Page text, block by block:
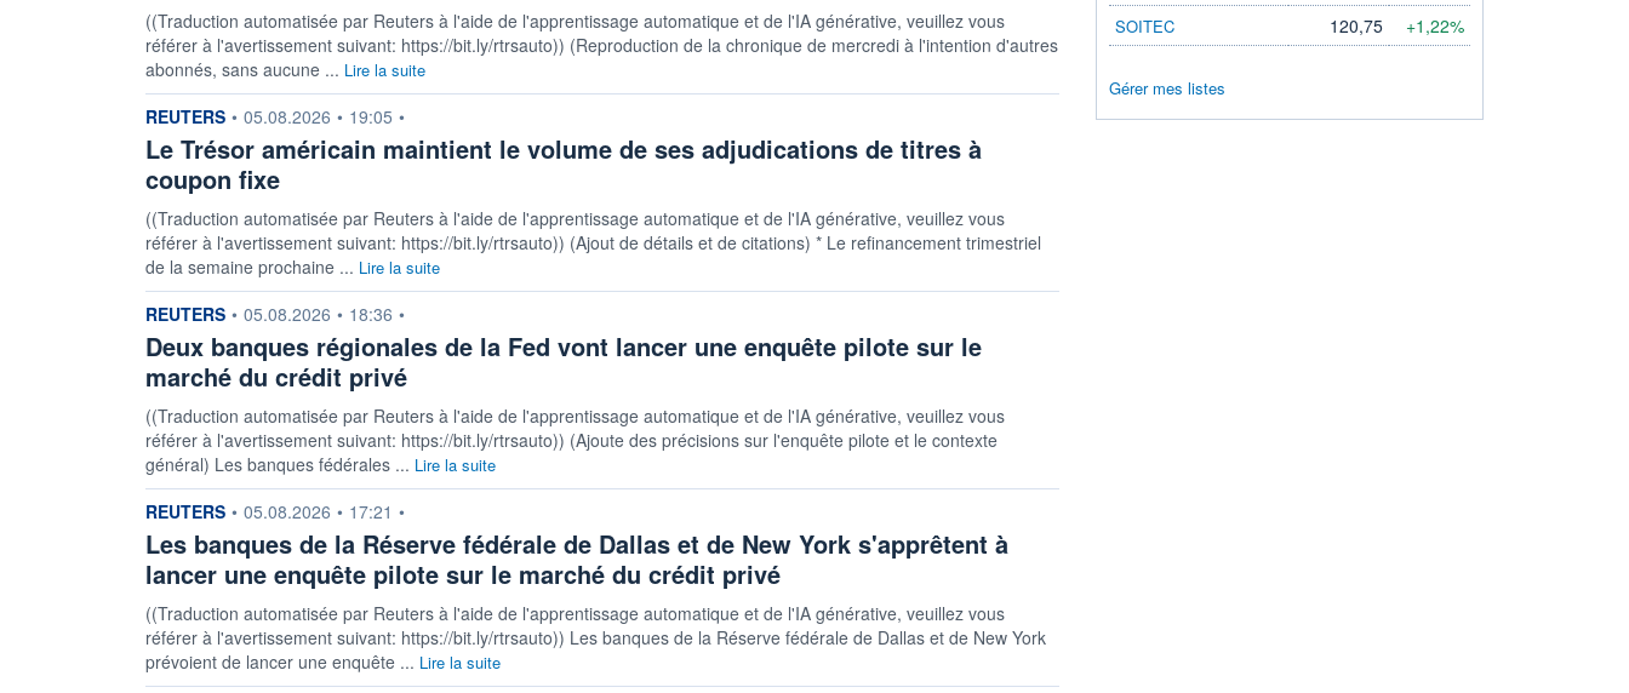
((Traduction automatisée par Reuters à l'aide de l'apprentissage automatique et de l'IA générative, veuillez vous
référer à l'avertissement suivant: https://bit.ly/rtrsauto)) (Reproduction de la chronique de mercredi à l'intention d'autres
abonnés, sans aucune ... Lire la suite
information fournie par
REUTERS • 05.08.2026 • 19:05 •
Le Trésor américain maintient le volume de ses adjudications de titres à
coupon fixe
((Traduction automatisée par Reuters à l'aide de l'apprentissage automatique et de l'IA générative, veuillez vous
référer à l'avertissement suivant: https://bit.ly/rtrsauto)) (Ajout de détails et de citations) * Le refinancement trimestriel
de la semaine prochaine ... Lire la suite
information fournie par
REUTERS • 05.08.2026 • 18:36 •
Deux banques régionales de la Fed vont lancer une enquête pilote sur le
marché du crédit privé
((Traduction automatisée par Reuters à l'aide de l'apprentissage automatique et de l'IA générative, veuillez vous
référer à l'avertissement suivant: https://bit.ly/rtrsauto)) (Ajoute des précisions sur l'enquête pilote et le contexte
général) Les banques fédérales ... Lire la suite
information fournie par
REUTERS • 05.08.2026 • 17:21 •
Les banques de la Réserve fédérale de Dallas et de New York s'apprêtent à
lancer une enquête pilote sur le marché du crédit privé
((Traduction automatisée par Reuters à l'aide de l'apprentissage automatique et de l'IA générative, veuillez vous
référer à l'avertissement suivant: https://bit.ly/rtrsauto)) Les banques de la Réserve fédérale de Dallas et de New York
prévoient de lancer une enquête ... Lire la suite
SOITEC 120,75 +1,22%
Gérer mes listes